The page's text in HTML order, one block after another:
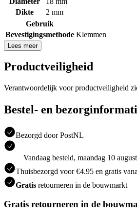
Dikte
2 mm
Gebruik
Bevestigingsmethode Klemmen
Lees meer
Productveiligheid
Verantwoordelijk voor productveiligheid
Bestel- en
Bezorgd door PostNL
Vandaag besteld, maandag 10
Thuisbezorgd voor €4.95 en gratis
Gratis retourneren in de bouwmarkt
Gratis retourneren in de